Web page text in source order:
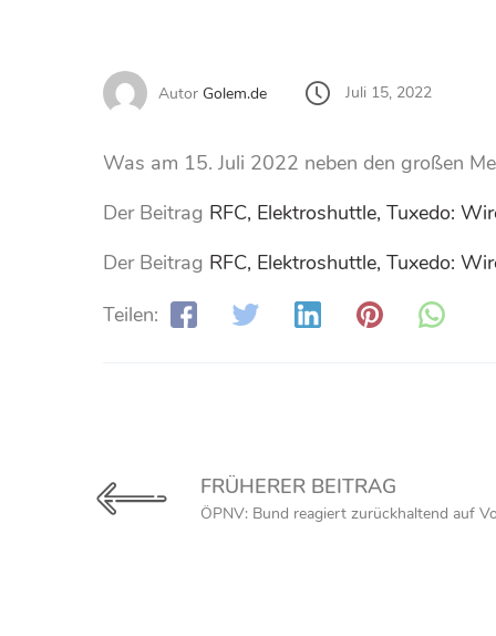
Autor Golem.de Juli 15, 2022
Was am 15. Juli 2022 neben den großen
Der Beitrag RFC, Elektroshuttle, Tuxedo:
Der Beitrag RFC, Elektroshuttle, Tuxedo:
Teilen:
FRÜHERER BEITRAG
ÖPNV: Bund reagiert zurückhaltend auf